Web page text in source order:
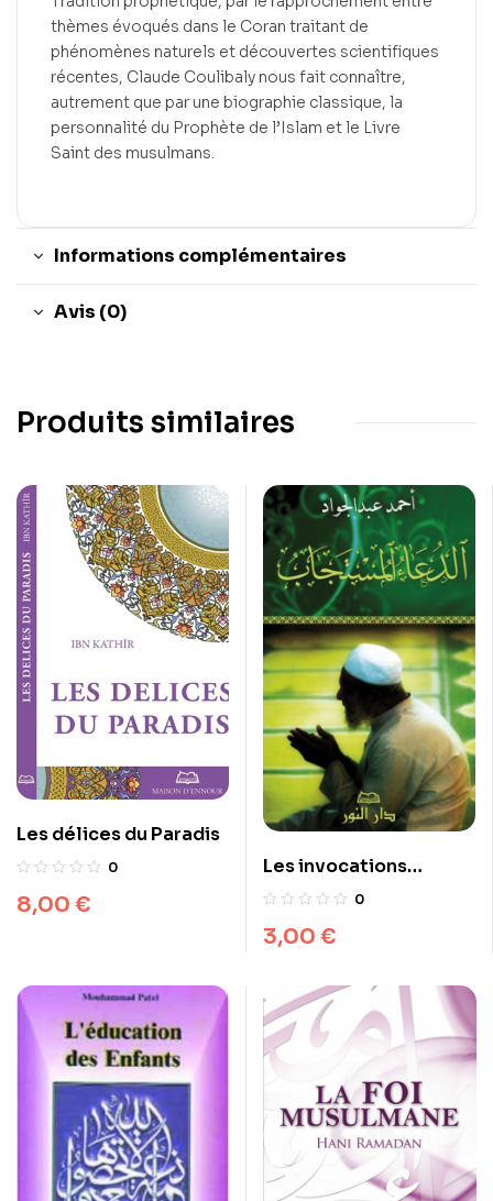
thèmes évoqués dans le Coran traitant de
phénomènes naturels et découvertes scientifiques
récentes, Claude Coulibaly nous fait connaître,
autrement que par une biographie classique, la
personnalité du Prophète de l’Islam et le Livre
Saint des musulmans.
Informations complémentaires
Avis (0)
Produits similaires
Les délices du Paradis
0
8,00 €
Les invocations
exaucées (arabe)
0
3,00 €